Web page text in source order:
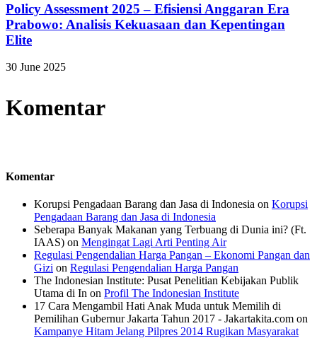
Policy Assessment 2025 – Efisiensi Anggaran Era
Prabowo: Analisis Kekuasaan dan Kepentingan
Elite
30 June 2025
Komentar
Komentar
Korupsi Pengadaan Barang dan Jasa di Indonesia on Korupsi
Pengadaan Barang dan Jasa di Indonesia
Seberapa Banyak Makanan yang Terbuang di Dunia ini? (Ft.
IAAS) on Mengingat Lagi Arti Penting Air
Regulasi Pengendalian Harga Pangan – Ekonomi Pangan dan
Gizi on Regulasi Pengendalian Harga Pangan
The Indonesian Institute: Pusat Penelitian Kebijakan Publik
Utama di In on Profil The Indonesian Institute
17 Cara Mengambil Hati Anak Muda untuk Memilih di
Pemilihan Gubernur Jakarta Tahun 2017 - Jakartakita.com on
Kampanye Hitam Jelang Pilpres 2014 Rugikan Masyarakat